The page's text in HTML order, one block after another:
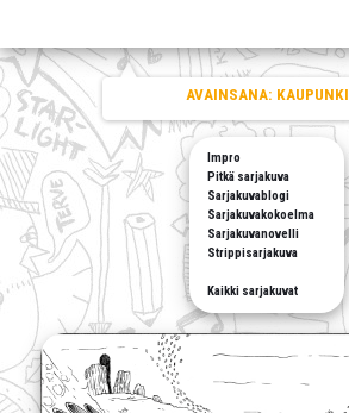
AVAINSANA: KAUPUNKI
Impro
Pitkä sarjakuva
Sarjakuvablogi
Sarjakuvakokoelma
Sarjakuvanovelli
Strippisarjakuva
Kaikki sarjakuvat